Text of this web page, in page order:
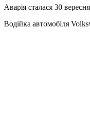
Аварія сталася 30
Водійка автомобіля